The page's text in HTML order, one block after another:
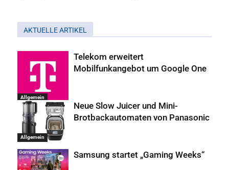
AKTUELLE ARTIKEL
Allgemein
Telekom erweitert
Mobilfunkangebot um Google One
Allgemein
Neue Slow Juicer und Mini-
Brotbackautomaten von Panasonic
Samsung startet „Gaming Weeks“